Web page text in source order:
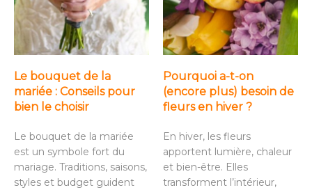
Le bouquet de la
mariée : Conseils pour
bien le choisir
Le bouquet de la mariée
est un symbole fort du
mariage. Traditions, saisons,
styles et budget guident
Pourquoi a-t-on
(encore plus) besoin de
fleurs en hiver ?
En hiver, les fleurs
apportent lumière, chaleur
et bien-être. Elles
transforment l’intérieur,